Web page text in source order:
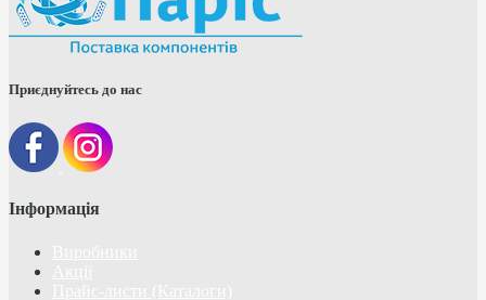
Приєднуйтесь до нас
Інформація